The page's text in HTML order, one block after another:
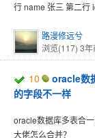
行 name 张三 第二行
路漫修远兮
浏览(117) 3年
10
oracle数
的字段不一样
oracle数据库多表合
大佬怎么合并？